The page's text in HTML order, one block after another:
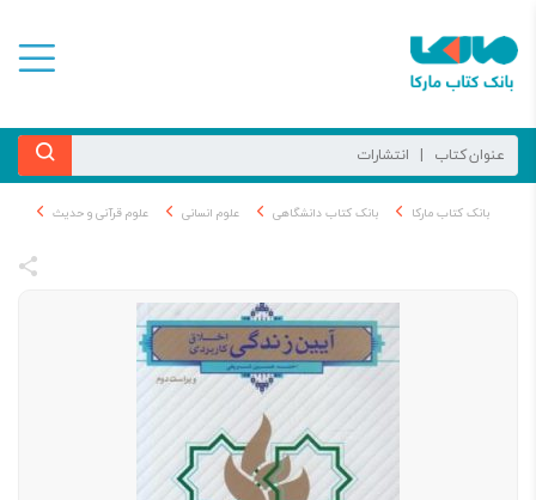
بانک کتاب مارکا بانک کتاب دانشگاهی علوم انسانی علوم قرآنی و حدیث